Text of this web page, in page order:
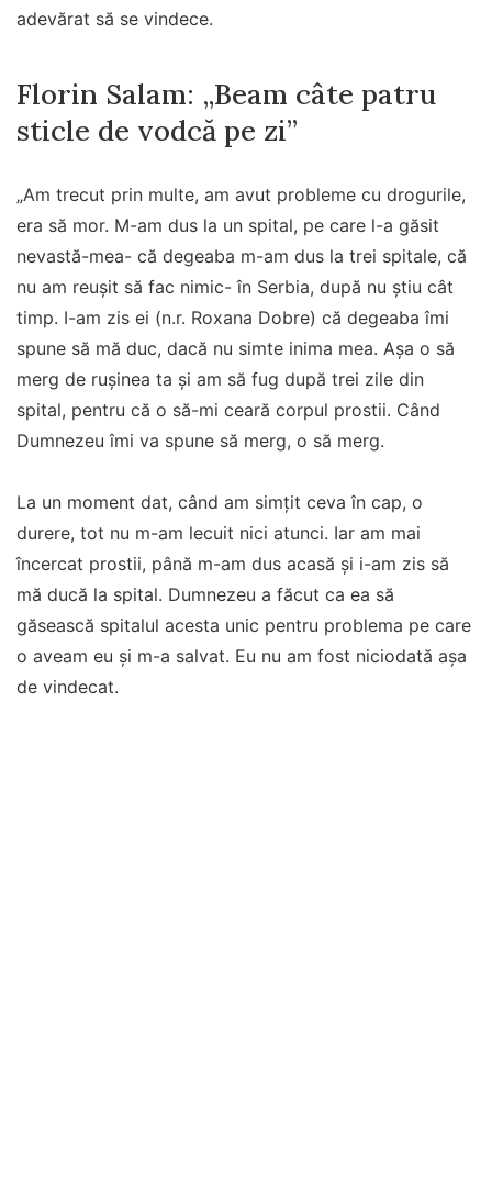
adevărat să se vindece.
Florin Salam: „Beam câte patru
sticle de vodcă pe zi”
„Am trecut prin multe, am avut probleme cu drogurile,
era să mor. M-am dus la un spital, pe care l-a găsit
nevastă-mea- că degeaba m-am dus la trei spitale, că
nu am reușit să fac nimic- în Serbia, după nu știu cât
timp. I-am zis ei (n.r. Roxana Dobre) că degeaba îmi
spune să mă duc, dacă nu simte inima mea. Așa o să
merg de rușinea ta și am să fug după trei zile din
spital, pentru că o să-mi ceară corpul prostii. Când
Dumnezeu îmi va spune să merg, o să merg.
La un moment dat, când am simțit ceva în cap, o
durere, tot nu m-am lecuit nici atunci. Iar am mai
încercat prostii, până m-am dus acasă și i-am zis să
mă ducă la spital. Dumnezeu a făcut ca ea să
găsească spitalul acesta unic pentru problema pe care
o aveam eu și m-a salvat. Eu nu am fost niciodată așa
de vindecat.